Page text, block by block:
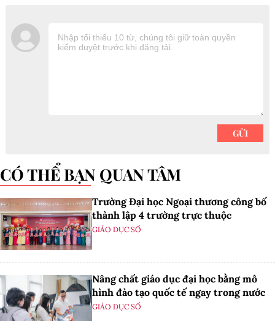
CÓ THỂ BẠN QUAN TÂM
Trường Đại học Ngoại thương công bố
thành lập 4 trường trực thuộc
GIÁO DỤC SỐ
Nâng chất giáo dục đại học bằng mô
hình đào tạo quốc tế ngay trong nước
GIÁO DỤC SỐ